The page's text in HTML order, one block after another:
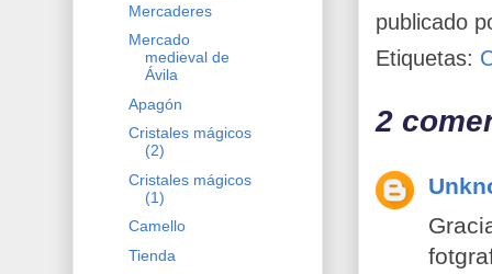
publicado
Etiquetas:
2
Mercaderes
Mercado
medieval de
Ávila
Apagón
Cristales mágicos
(2)
Cristales mágicos
(1)
Camello
Tienda